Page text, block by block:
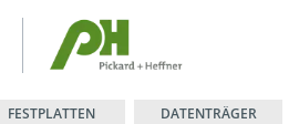
FESTPLATTEN DATENTRÄGER